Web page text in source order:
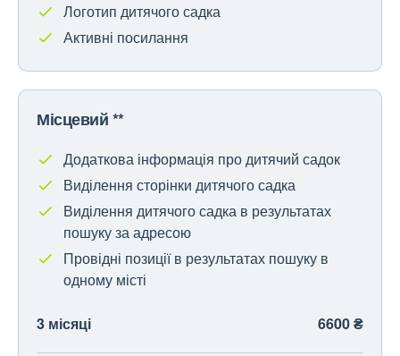
Логотип дитячого садка
Активні посилання
Місцевий **
Додаткова інформація про дитячий садок
Виділення сторінки дитячого садка
Виділення дитячого садка в результатах
пошуку за адресою
Провідні позиції в результатах пошуку в
одному місті
3 місяці 6600 ₴